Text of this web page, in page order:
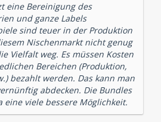
eine Bereinigung des
und ganze Labels
sind teuer in der Produktion
Nischenmarkt nicht genug
Vielfalt weg. Es müssen Kosten
Bereichen (Produktion,
bezahlt werden. Das kann man
abdecken. Die Bundles
eine viele bessere Möglichkeit.